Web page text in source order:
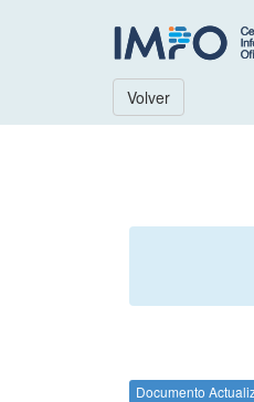
Volver
Documento